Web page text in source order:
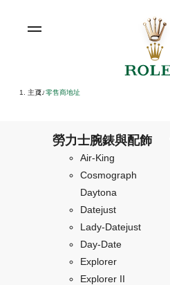
主頁/ 零售商地址
勞力士腕錶與配飾
Air-King
Cosmograph
Daytona
Datejust
Lady-Datejust
Day-Date
Explorer
Explorer II